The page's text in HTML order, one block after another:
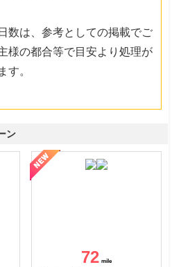
数は、参考としての掲載でご
様の都合等で目安より処理が
す。
ン
72